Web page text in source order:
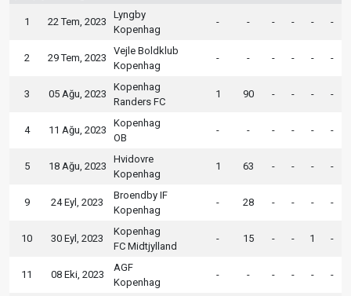
1 22 Tem, 2023
Lyngby
Kopenhag
- - - - - -
2 29 Tem, 2023
Vejle Boldklub
Kopenhag
- - - - - -
3 05 Ağu, 2023
Kopenhag
Randers FC
1 90 - - - -
4 11 Ağu, 2023
Kopenhag
OB
- - - - - -
5 18 Ağu, 2023
Hvidovre
Kopenhag
1 63 - - - -
9 24 Eyl, 2023
Broendby IF
Kopenhag
- 28 - - - -
10 30 Eyl, 2023
Kopenhag
FC Midtjylland
- 15 - - 1 -
11 08 Eki, 2023
AGF
Kopenhag
- - - - - -